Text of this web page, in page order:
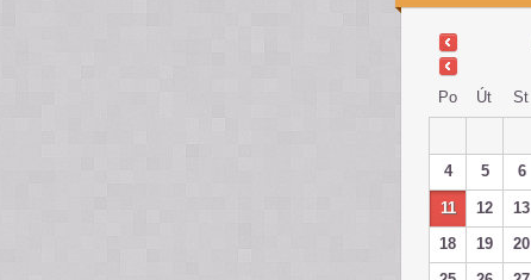
Po
Út St
4
5 6
11 12 13
18
19 20